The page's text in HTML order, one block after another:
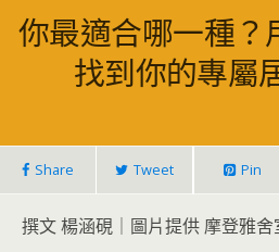
你最適合哪一種？
找到你的專屬
Share Tweet Pin
撰文 楊涵硯｜圖片提供 摩登雅